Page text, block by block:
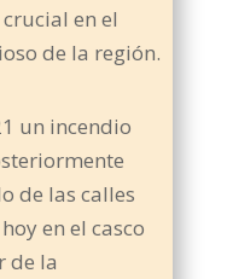
en el
de la región.
un incendio
de las calles
en el casco
de la